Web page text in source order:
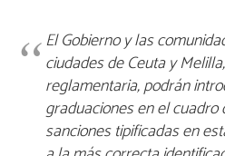
El Gobierno y las
ciudades de Ceuta y
reglamentaria, podrán
graduaciones en el
sanciones tipificadas en